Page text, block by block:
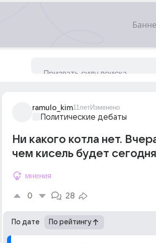
ramulo_kim11летИзменено
Политические дебаты
Ни какого котла нет.
чем кисель будет
мнения
0 28
По дате По рейтингу